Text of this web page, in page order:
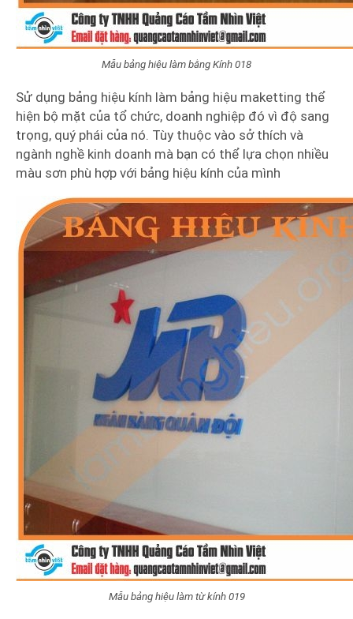
Mẫu bảng hiệu làm bằng Kính 018
Sử dụng bảng hiệu kính làm bảng hiệu maketting thể
hiện bộ mặt của tổ chức, doanh nghiệp đó vì độ sang
trọng, quý phái của nó. Tùy thuộc vào sở thích và
ngành nghề kinh doanh mà bạn có thể lựa chọn nhiều
màu sơn phù hợp với bảng hiệu kính của mình
Mẫu bảng hiệu làm từ kính 019